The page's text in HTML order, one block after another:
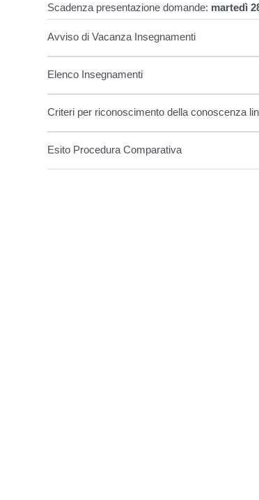
Scadenza presentazione domande: martedì
Avviso di Vacanza Insegnamenti
Elenco Insegnamenti
Criteri per riconoscimento della conoscenza
Esito Procedura Comparativa